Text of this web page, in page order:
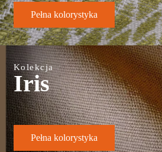
Pełna kolorystyka
Kolekcja
Iris
Pełna kolorystyka